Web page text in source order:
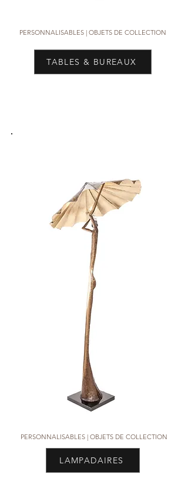
PERSONNALISABLES | OBJETS DE COLLECTION
TABLES & BUREAUX
PERSONNALISABLES | OBJETS DE COLLECTION
LAMPADAIRES